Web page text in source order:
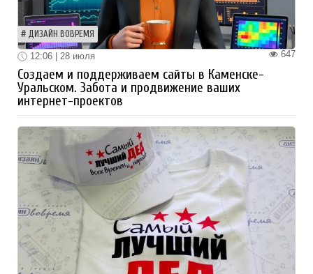
ДИЗАЙН ВОВРЕМЯ
647
12:06 | 28 июля
Создаем и поддерживаем сайты в Каменске-
Уральском. Забота и продвижение ваших
интернет-проектов